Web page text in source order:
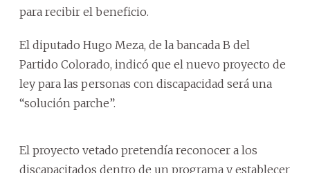
para recibir el beneficio.
El diputado Hugo Meza, de la bancada B del
Partido Colorado, indicó que el nuevo proyecto de
ley para las personas con discapacidad será una
“solución parche”.
El proyecto vetado pretendía reconocer a los
discapacitados dentro de un programa y establecer